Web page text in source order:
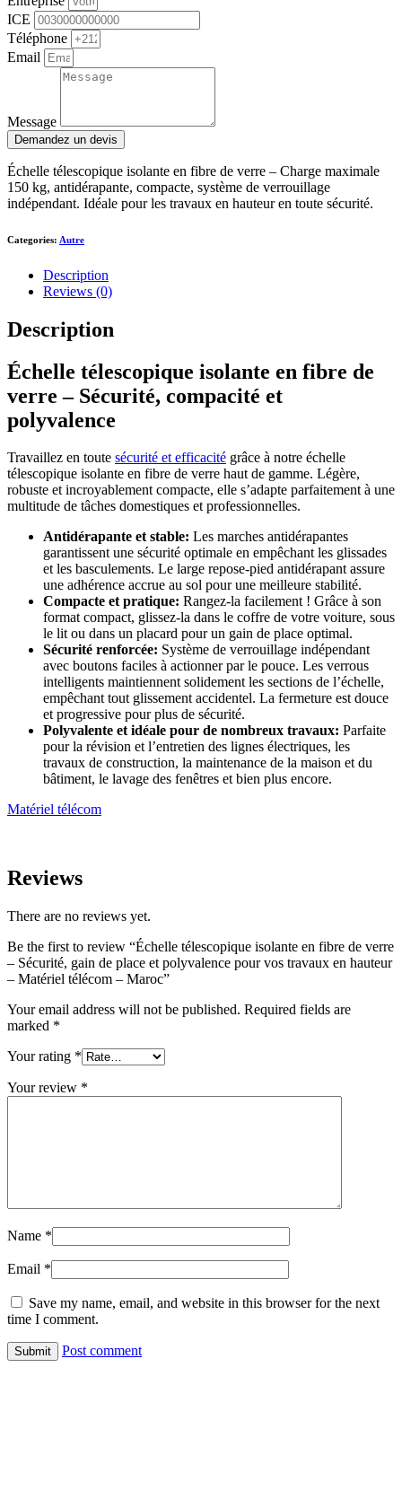
ICE
Téléphone
Email
Message
Demandez un devis
Échelle télescopique isolante en fibre de verre – Charge maximale
150 kg, antidérapante, compacte, système de verrouillage
indépendant. Idéale pour les travaux en hauteur en toute sécurité.
Categories: Autre
Description
Reviews (0)
Description
Échelle télescopique isolante en fibre de
verre – Sécurité, compacité et
polyvalence
Travaillez en toute sécurité et efficacité grâce à notre échelle
télescopique isolante en fibre de verre haut de gamme. Légère,
robuste et incroyablement compacte, elle s’adapte parfaitement à une
multitude de tâches domestiques et professionnelles.
Antidérapante et stable: Les marches antidérapantes
garantissent une sécurité optimale en empêchant les glissades
et les basculements. Le large repose-pied antidérapant assure
une adhérence accrue au sol pour une meilleure stabilité.
Compacte et pratique: Rangez-la facilement ! Grâce à son
format compact, glissez-la dans le coffre de votre voiture, sous
le lit ou dans un placard pour un gain de place optimal.
Sécurité renforcée: Système de verrouillage indépendant
avec boutons faciles à actionner par le pouce. Les verrous
intelligents maintiennent solidement les sections de l’échelle,
empêchant tout glissement accidentel. La fermeture est douce
et progressive pour plus de sécurité.
Polyvalente et idéale pour de nombreux travaux: Parfaite
pour la révision et l’entretien des lignes électriques, les
travaux de construction, la maintenance de la maison et du
bâtiment, le lavage des fenêtres et bien plus encore.
Matériel télécom
Reviews
There are no reviews yet.
Be the first to review “Échelle télescopique isolante en fibre de verre
– Sécurité, gain de place et polyvalence pour vos travaux en hauteur
– Matériel télécom – Maroc”
Your email address will not be published. Required fields are
marked *
Your rating *
Your review *
Name *
Email *
Save my name, email, and website in this browser for the next
time I comment.
Post comment